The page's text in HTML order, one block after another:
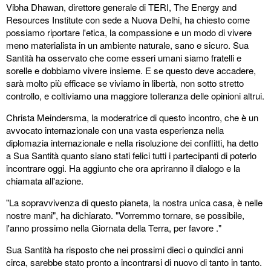
Vibha Dhawan, direttore generale di TERI, The Energy and
Resources Institute con sede a Nuova Delhi, ha chiesto come
possiamo riportare l'etica, la compassione e un modo di vivere
meno materialista in un ambiente naturale, sano e sicuro. Sua
Santità ha osservato che come esseri umani siamo fratelli e
sorelle e dobbiamo vivere insieme. E se questo deve accadere,
sarà molto più efficace se viviamo in libertà, non sotto stretto
controllo, e coltiviamo una maggiore tolleranza delle opinioni altrui.
Christa Meindersma, la moderatrice di questo incontro, che è un
avvocato internazionale con una vasta esperienza nella
diplomazia internazionale e nella risoluzione dei conflitti, ha detto
a Sua Santità quanto siano stati felici tutti i partecipanti di poterlo
incontrare oggi. Ha aggiunto che ora apriranno il dialogo e la
chiamata all'azione.
"La sopravvivenza di questo pianeta, la nostra unica casa, è nelle
nostre mani", ha dichiarato. "Vorremmo tornare, se possibile,
l'anno prossimo nella Giornata della Terra, per favore ."
Sua Santità ha risposto che nei prossimi dieci o quindici anni
circa, sarebbe stato pronto a incontrarsi di nuovo di tanto in tanto.